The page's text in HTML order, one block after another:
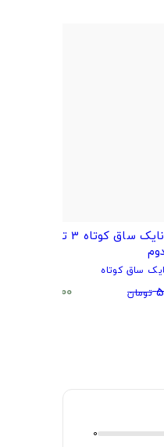
جوراب نایک ساق کوتاه 3 تایی طرح و
ساق کوتاه
تومان 480,500
0